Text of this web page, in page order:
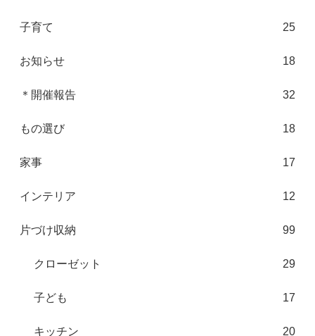
子育て 25
お知らせ 18
＊開催報告 32
もの選び 18
家事 17
インテリア 12
片づけ収納 99
クローゼット 29
子ども 17
キッチン 20